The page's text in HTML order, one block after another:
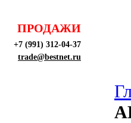
ПРОДАЖИ
+7 (991) 312-04-37
trade@bestnet.ru